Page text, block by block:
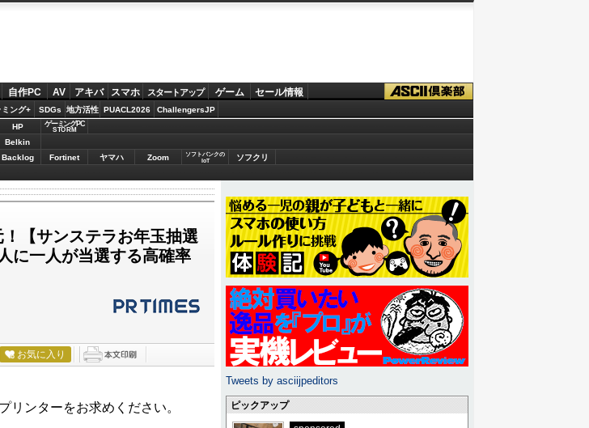
自作PC AV アキバ スマホ スタートアップ ゲーム セール情報
ミング+ SDGs 地方活性 PUACL2026 ChallengersJP
HP ゲーミングPC
STORM
Belkin
Backlog Fortinet ヤマハ Zoom
ソフトバンクの
IoT
ソフクリ
【サンステラお年玉抽選
に一人が当選する高確率
お気に入り
リンターをお求めください。
Tweets by asciijpeditors
ピックアップ